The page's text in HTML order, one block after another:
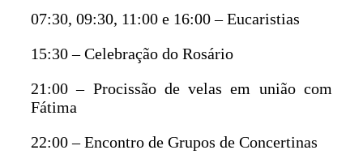
07:30, 09:30, 11:00 e 16:00 – Eucaristias
15:30 – Celebração do Rosário
21:00 – Procissão de velas em união com
Fátima
22:00 – Encontro de Grupos de Concertinas